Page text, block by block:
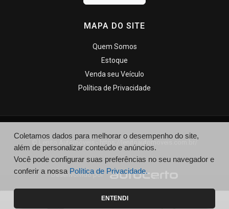
MAPA DO SITE
Quem Somos
Estoque
Venda seu Veículo
Política de Privacidade
© Lenito Automóveis - https://lenitoautomoveis.com.br/
Desenvolvido por
Coletamos dados para melhorar o desempenho do site,
além de personalizar conteúdo e anúncios.
Você pode configurar suas preferências no seu navegador e
conferir a nossa Política de Privacidade.
ENTENDI